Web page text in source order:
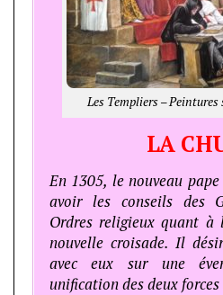
Les Templiers –
LA
En 1305, le nouveau
avoir les conseils des
Ordres religieux quant à
nouvelle croisade. Il
avec eux sur une
unification des deux